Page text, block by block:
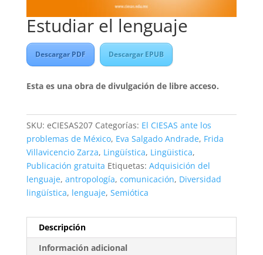
Estudiar el lenguaje
Descargar PDF Descargar EPUB
Esta es una obra de divulgación de libre acceso.
SKU: eCIESAS207 Categorías: El CIESAS ante los
problemas de México, Eva Salgado Andrade, Frida
Villavicencio Zarza, Lingüística, Lingüistica,
Publicación gratuita Etiquetas: Adquisición del
lenguaje, antropología, comunicación, Diversidad
lingüística, lenguaje, Semiótica
Descripción
Información adicional